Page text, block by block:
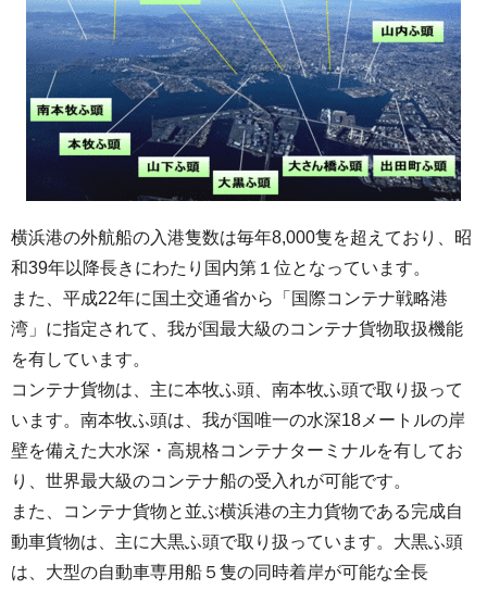
横浜港の外航船の入港隻数は毎年8,000隻を超えており、昭
和39年以降長きにわたり国内第１位となっています。
また、平成22年に国土交通省から「国際コンテナ戦略港
湾」に指定されて、我が国最大級のコンテナ貨物取扱機能
を有しています。
コンテナ貨物は、主に本牧ふ頭、南本牧ふ頭で取り扱って
います。南本牧ふ頭は、我が国唯一の水深18メートルの岸
壁を備えた大水深・高規格コンテナターミナルを有してお
り、世界最大級のコンテナ船の受入れが可能です。
また、コンテナ貨物と並ぶ横浜港の主力貨物である完成自
動車貨物は、主に大黒ふ頭で取り扱っています。大黒ふ頭
は、大型の自動車専用船５隻の同時着岸が可能な全長